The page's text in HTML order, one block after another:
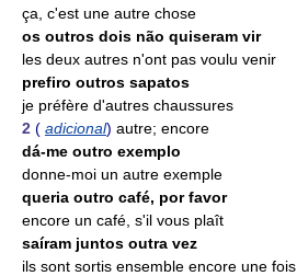
ça, c'est une autre chose
os outros dois não quiseram vir
les deux autres n'ont pas voulu venir
prefiro outros sapatos
je préfère d'autres chaussures
2 ( adicional) autre; encore
dá-me outro exemplo
donne-moi un autre exemple
queria outro café, por favor
encore un café, s'il vous plaît
saíram juntos outra vez
ils sont sortis ensemble encore une fois